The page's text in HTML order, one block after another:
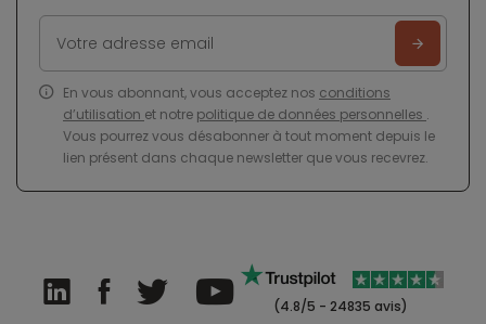
En vous abonnant, vous acceptez nos conditions
d’utilisation et notre politique de données personnelles .
Vous pourrez vous désabonner à tout moment depuis le
lien présent dans chaque newsletter que vous recevrez.
(4.8/5 - 24835 avis)